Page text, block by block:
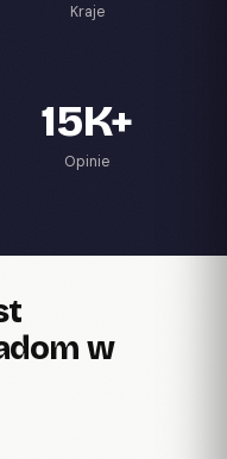
Kraje
15K+
Opinie
w